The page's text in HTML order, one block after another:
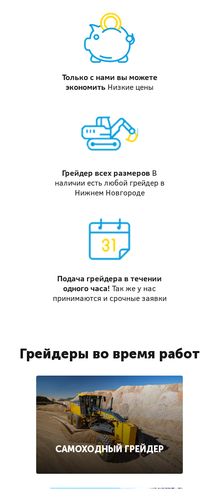
Только с нами вы можете
экономить Низкие цены
Грейдер всех размеров В
наличии есть любой грейдер в
Нижнем Новгороде
Подача грейдера в течении
одного часа! Так же у нас
принимаются и срочные заявки
Грейдеры во время работ
САМОХОДНЫЙ ГРЕЙДЕР